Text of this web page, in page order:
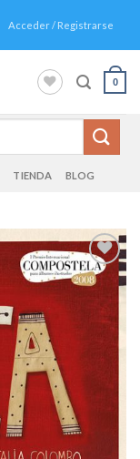
Acceder / Registrarse
0
TIENDA BLOG
Añadir
a la
lista de
deseos